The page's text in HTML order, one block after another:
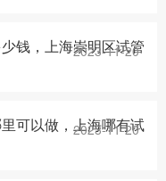
钱，上海崇明区试管
2023-11-20
可以做，上海哪有试
2023-11-20